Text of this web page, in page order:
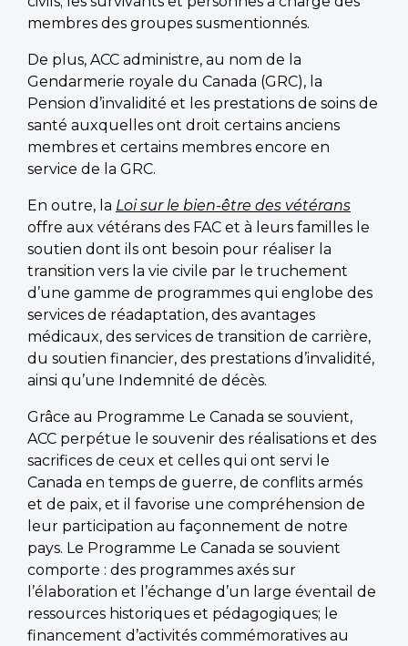
membres des groupes susmentionnés.
De plus, ACC administre, au nom de la
Gendarmerie royale du Canada (GRC), la
Pension d’invalidité et les prestations de soins de
santé auxquelles ont droit certains anciens
membres et certains membres encore en
service de la GRC.
En outre, la Loi sur le bien-être des vétérans
offre aux vétérans des FAC et à leurs familles le
soutien dont ils ont besoin pour réaliser la
transition vers la vie civile par le truchement
d’une gamme de programmes qui englobe des
services de réadaptation, des avantages
médicaux, des services de transition de carrière,
du soutien financier, des prestations d’invalidité,
ainsi qu’une Indemnité de décès.
Grâce au Programme Le Canada se souvient,
ACC perpétue le souvenir des réalisations et des
sacrifices de ceux et celles qui ont servi le
Canada en temps de guerre, de conflits armés
et de paix, et il favorise une compréhension de
leur participation au façonnement de notre
pays. Le Programme Le Canada se souvient
comporte : des programmes axés sur
l’élaboration et l’échange d’un large éventail de
ressources historiques et pédagogiques; le
financement d’activités commémoratives au